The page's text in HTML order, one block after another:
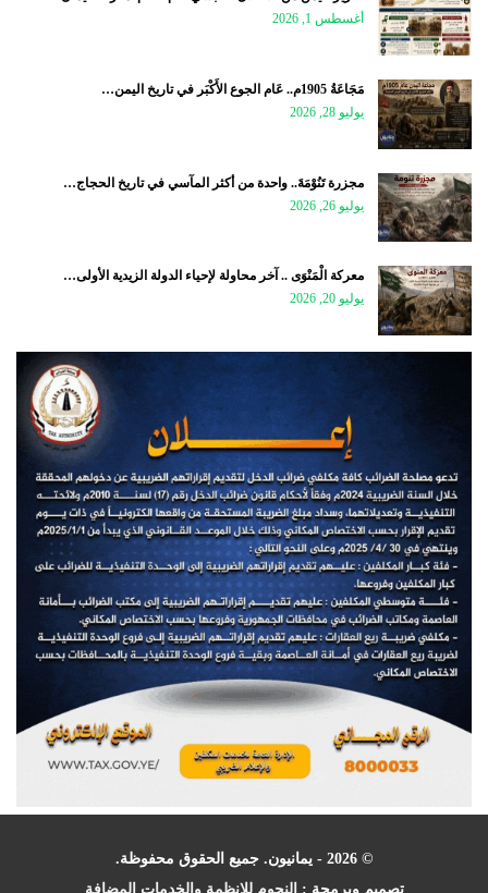
أغسطس 1, 2026
مَجَاعَةُ 1905م.. عَام الجوع الأَكْبَر في تاريخ اليمن…
يوليو 28, 2026
مجزرة تَنُوْمَةَ.. واحدة من أكثر المآسي في تاريخ الحجاج…
يوليو 26, 2026
معركة الْمَنْوَى .. آخر محاولة لإحياء الدولة الزيدية الأولى…
يوليو 20, 2026
© 2026 - يمانيون. جميع الحقوق محفوظة.
تصميم وبرمجة : النجوم للانظمة والخدمات المضافة